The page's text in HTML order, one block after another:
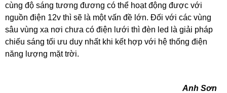
cùng độ sáng tương đương có thể hoạt động được với
nguồn điện 12v thì sẽ là một vấn đề lớn. Đối với các vùng
sâu vùng xa nơi chưa có điện lưới thì đèn led là giải pháp
chiếu sáng tối ưu duy nhất khi kết hợp với hệ thống điện
năng lượng mặt trời.
Anh Sơn